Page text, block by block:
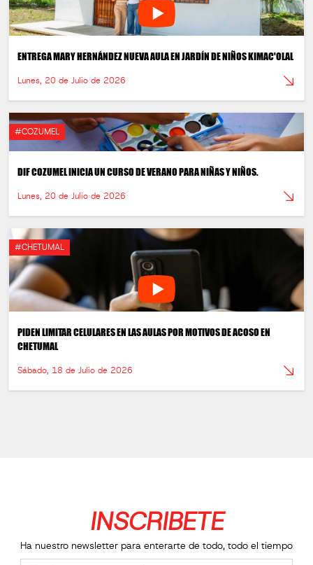
ENTREGA MARY HERNÁNDEZ NUEVA AULA EN JARDÍN DE NIÑOS KIMAC'OLAL
Lunes, 20 de Julio de 2026
#COZUMEL
DIF COZUMEL INICIA UN CURSO DE VERANO PARA NIÑAS Y NIÑOS.
Lunes, 20 de Julio de 2026
#CHETUMAL
PIDEN LIMITAR CELULARES EN LAS AULAS POR MOTIVOS DE ACOSO EN
CHETUMAL
Sábado, 18 de Julio de 2026
INSCRIBETE
Ha nuestro newsletter para enterarte de todo, todo el tiempo